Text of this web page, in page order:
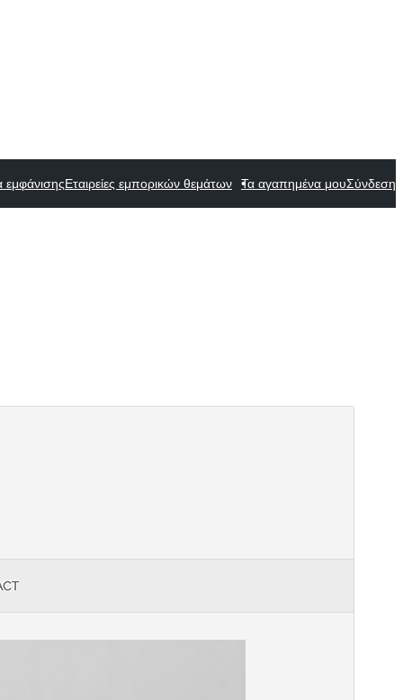
εμφάνισηςΕταιρείες εμπορικών θεμάτων Τα αγαπημένα μουΣύνδεση